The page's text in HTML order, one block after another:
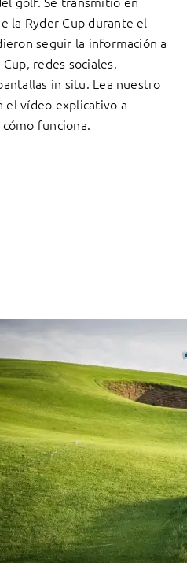
la Ryder Cup durante el
seguir la información a
redes sociales,
in situ. Lea nuestro
el vídeo explicativo a
funciona.